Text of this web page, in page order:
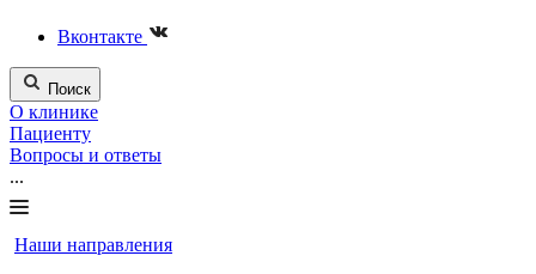
Вконтакте
Поиск
О клинике
Пациенту
Вопросы и ответы
...
Наши направления